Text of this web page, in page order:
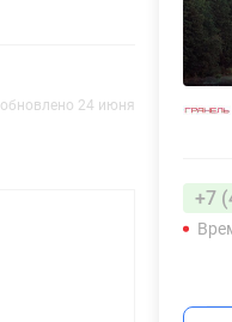
обновлено 24 июня
+7